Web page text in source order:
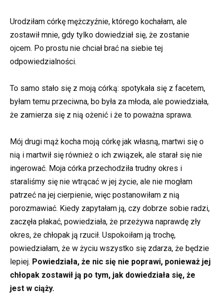
Urodziłam córkę mężczyźnie, którego kochałam, ale
zostawił mnie, gdy tylko dowiedział się, że zostanie
ojcem. Po prostu nie chciał brać na siebie tej
odpowiedzialności.
To samo stało się z moją córką: spotykała się z facetem,
byłam temu przeciwna, bo była za młoda, ale powiedziała,
że zamierza się z nią ożenić i że to poważna sprawa.
Mój drugi mąż kocha moją córkę jak własną, martwi się o
nią i martwił się również o ich związek, ale starał się nie
ingerować. Moja córka przechodziła trudny okres i
staraliśmy się nie wtrącać w jej życie, ale nie mogłam
patrzeć na jej cierpienie, więc postanowiłam z nią
porozmawiać. Kiedy zapytałam ją, czy dobrze sobie radzi,
zaczęła płakać, powiedziała, że przeżywa naprawdę zły
okres, że chłopak ją rzucił. Uspokoiłam ją trochę,
powiedziałam, że w życiu wszystko się zdarza, że będzie
lepiej. Powiedziała, że nic się nie poprawi, ponieważ jej
chłopak zostawił ją po tym, jak dowiedziała się, że
jest w ciąży.